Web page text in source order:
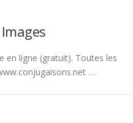
en ligne (gratuit). Toutes les
…